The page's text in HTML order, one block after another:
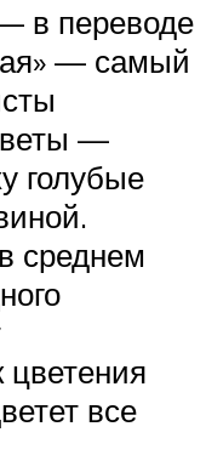
в переводе
— самый
—
голубые
среднем
цветения
все